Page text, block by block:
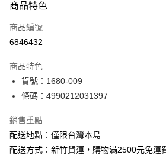
信用卡一次付款
Apple Pay
悠遊付
ATM付款
運送方式
下單前請先詢問庫存
商品特色
商品編號
6846432
商品特色
貨號：1680-009
條碼：4990212031397
銷售重點
配送地點：僅限台灣本島
配送方式：新竹貨運，購物滿2500元免運